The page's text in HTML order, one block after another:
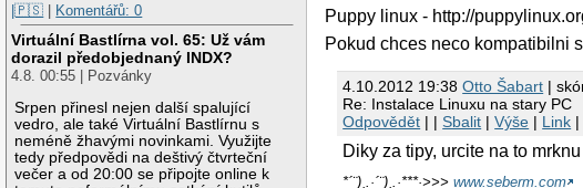
|🇵🇸
Komentářů: 0
Virtuální Bastlírna vol. 65: Už vám
dorazil předobjednaný INDX?
4.8. 00:55 | Pozvánky
Srpen přinesl nejen další spalující
vedro, ale také Virtuální Bastlírnu s
neméně žhavými novinkami. Využijte
tedy předpovědi na deštivý čtvrteční
večer a od 20:00 se připojte online k
Puppy linux - http://
Pokud chces neco kompatibilni
4.10.2012 19:38Otto Šabart |
Re: Instalace Linuxu na stary PC
Odpovědět | |Sbalit |Výše | Link |
Diky za tipy, urcite na to
*´¨)¸.·´¨)¸.·***·>>>www.seberm.com